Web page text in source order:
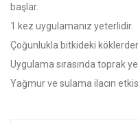
başlar.
1 kez uygulamanız yeterlidir.
Çoğunlukla bitkideki köklerden
Uygulama sırasında toprak
Yağmur ve sulama ilacın